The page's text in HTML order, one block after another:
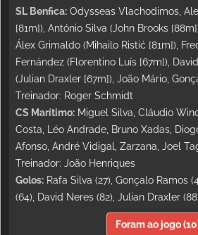
SL Benfica: Odysseas Vlachodimos,
[81m]), António Silva (John Brooks
Álex Grimaldo (Mihailo Ristić [81m]),
Fernández (Florentino Luís [67m]),
(Julian Draxler [67m]), João Mário,
Treinador: Roger Schmidt
CS Marítimo: Miguel Silva, Cláudio
Costa, Léo Andrade, Bruno Xadas,
Afonso, André Vidigal, Zarzana, Joel
Treinador: João Henriques
Golos: Rafa Silva (27), Gonçalo Ramos
(64), David Neres (82), Julian Draxler
Foram ao jogo